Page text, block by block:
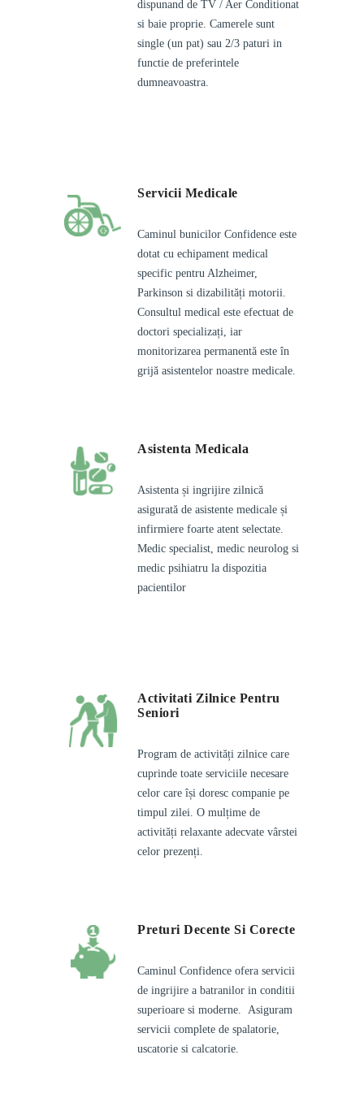
dispunand de TV / Aer Conditionat
si baie proprie. Camerele sunt
single (un pat) sau 2/3 paturi in
functie de preferintele
dumneavoastra.
Servicii Medicale
Caminul bunicilor Confidence este
dotat cu echipament medical
specific pentru Alzheimer,
Parkinson si dizabilități motorii.
Consultul medical este efectuat de
doctori specializați, iar
monitorizarea permanentă este în
grijă asistentelor noastre medicale.
Asistenta Medicala
Asistenta și ingrijire zilnică
asigurată de asistente medicale și
infirmiere foarte atent selectate.
Medic specialist, medic neurolog si
medic psihiatru la dispozitia
pacientilor
Activitati Zilnice Pentru
Seniori
Program de activități zilnice care
cuprinde toate serviciile necesare
celor care își doresc companie pe
timpul zilei. O mulțime de
activități relaxante adecvate vârstei
celor prezenți.
Preturi Decente Si Corecte
Caminul Confidence ofera servicii
de ingrijire a batranilor in conditii
superioare si moderne. Asiguram
servicii complete de spalatorie,
uscatorie si calcatorie.